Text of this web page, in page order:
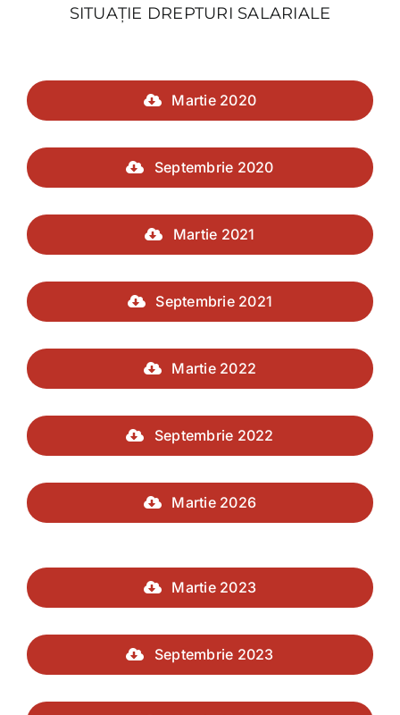
SITUAȚIE DREPTURI SALARIALE
Martie 2020
Septembrie 2020
Martie 2021
Septembrie 2021
Martie 2022
Septembrie 2022
Martie 2026
Martie 2023
Septembrie 2023